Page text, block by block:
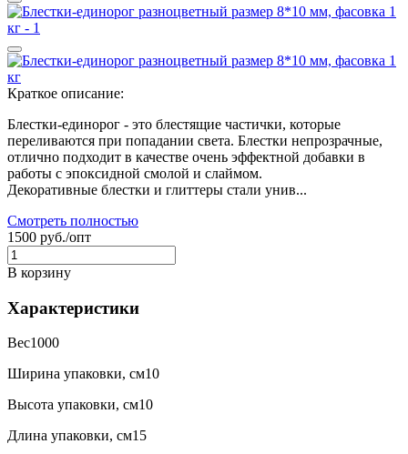
Краткое описание:
Блестки-единорог - это блестящие частички, которые
переливаются при попадании света. Блестки непрозрачные,
отлично подходит в качестве очень эффектной добавки в
работы с эпоксидной смолой и слаймом.
Декоративные блестки и глиттеры стали унив...
Смотреть полностью
1500 руб./опт
В корзину
Характеристики
Вес1000
Ширина упаковки, см10
Высота упаковки, см10
Длина упаковки, см15